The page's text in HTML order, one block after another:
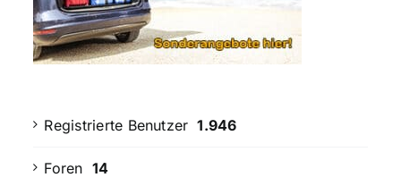
Registrierte Benutzer 1.946
Foren 14